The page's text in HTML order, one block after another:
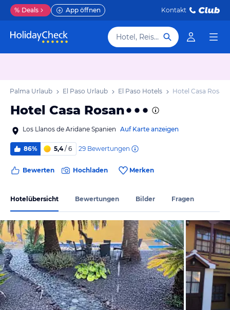
% Deals App öffnen Kontakt
Hotel, Reiseziel
La Palma Urlaub El Paso Urlaub El Paso Hotels Hotel Casa Rosan
Hotel Casa Rosan
Los Llanos de Aridane Spanien Auf Karte anzeigen
86% 5,4/ 6 29 Bewertungen
Bewerten Hochladen Merken
Hotelübersicht Bewertungen Bilder Fragen